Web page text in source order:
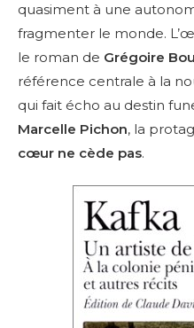
quasiment à une
fragmenter le monde.
le roman de Grégoire
référence centrale à la
qui fait écho au destin
Marcelle Pichon, la
cœur ne cède pas.